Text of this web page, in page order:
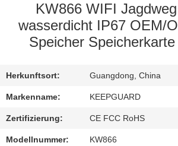
KONTAKT
MIT
UNS
KW866 WIFI
wasserdicht IP67 OEM/
Speicher
Herkunftsort: Guangdong, China
Markenname: KEEPGUARD
Zertifizierung: CE FCC RoHS
Modellnummer: KW866